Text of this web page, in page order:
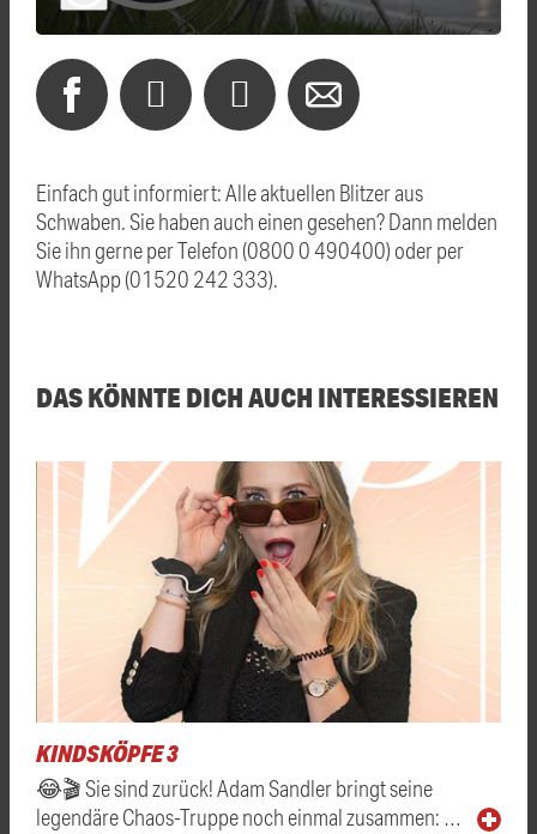
Einfach gut informiert: Alle aktuellen Blitzer aus
Schwaben. Sie haben auch einen gesehen? Dann melden
Sie ihn gerne per Telefon (0800 0 490400) oder per
WhatsApp (01520 242 333).
DAS KÖNNTE DICH AUCH INTERESSIEREN
KINDSKÖPFE 3
😂🎬 Sie sind zurück! Adam Sandler bringt seine
legendäre Chaos-Truppe noch einmal zusammen: …